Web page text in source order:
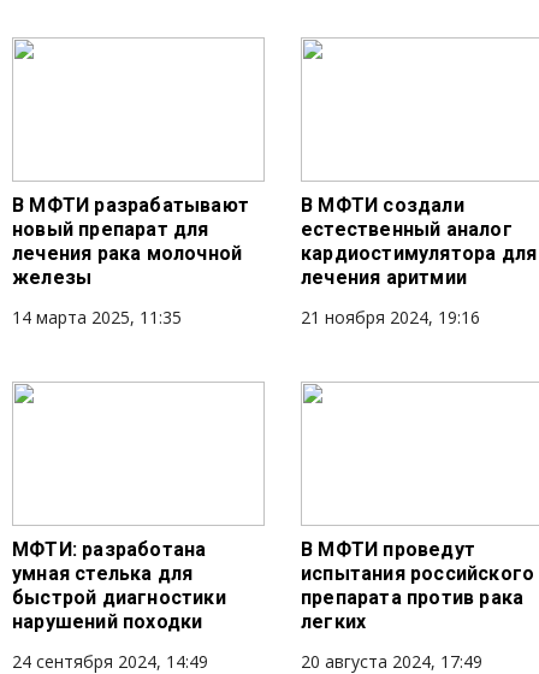
В МФТИ разрабатывают
новый препарат для
лечения рака молочной
железы
14 марта 2025, 11:35
В МФТИ создали
естественный аналог
кардиостимулятора для
лечения аритмии
21 ноября 2024, 19:16
МФТИ: разработана
умная стелька для
быстрой диагностики
нарушений походки
24 сентября 2024, 14:49
В МФТИ проведут
испытания российского
препарата против рака
легких
20 августа 2024, 17:49